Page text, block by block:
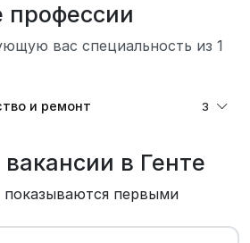
профессии
вас специальность из 1
и ремонт 3
в Генте
первыми